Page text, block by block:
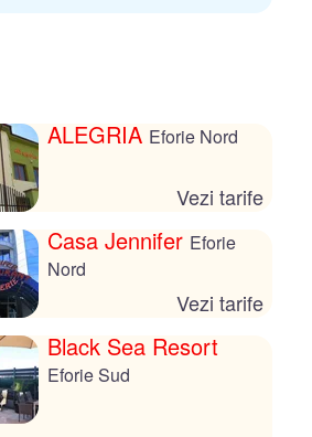
ALEGRIA Eforie Nord
Vezi tarife
Casa Jennifer Eforie
Nord
Vezi tarife
Black Sea Resort
Eforie Sud